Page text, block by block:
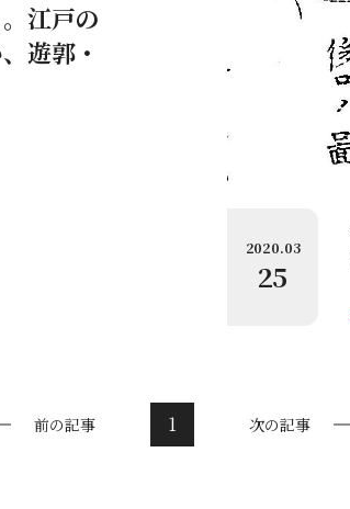
江戸の
遊郭・
2020.03
25
前の記事 1 次の記事